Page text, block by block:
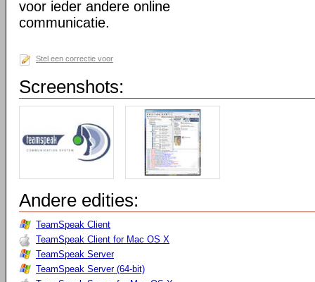
voor ieder andere online
communicatie.
Stel een correctie voor
Screenshots:
Andere edities:
TeamSpeak Client
TeamSpeak Client for Mac OS X
TeamSpeak Server
TeamSpeak Server (64-bit)